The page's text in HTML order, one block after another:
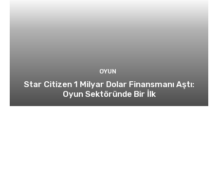
OYUN
Star Citizen 1 Milyar Dolar Finansmanı Aştı:
Oyun Sektöründe Bir İlk